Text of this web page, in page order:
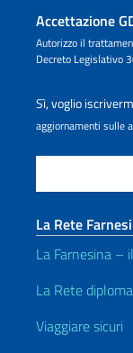
Accettazione
Autorizzo il
Decreto Legislativo
Sì, voglio
aggiornamenti sulle
La Rete
La Farnesina –
La Rete
Viaggiare sicuri